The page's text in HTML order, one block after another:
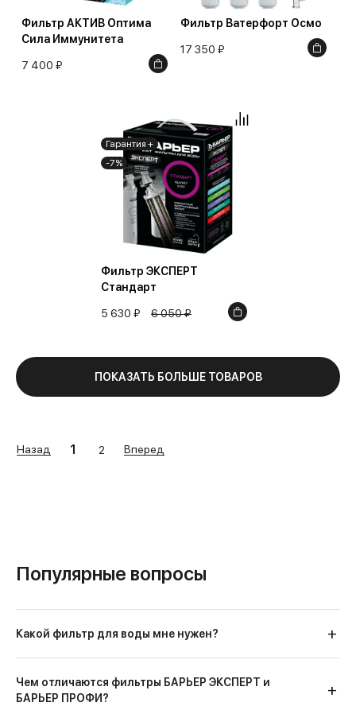
Фильтр АКТИВ Оптима
Сила Иммунитета
7 400 ₽
Фильтр Ватерфорт Осмо
17 350 ₽
Фильтр ЭКСПЕРТ
Стандарт
5 630 ₽ 6 050 ₽
Гарантия +
-7%
ПОКАЗАТЬ БОЛЬШЕ ТОВАРОВ
Назад 1 2 Вперед
Популярные вопросы
Какой фильтр для воды мне нужен?
Чем отличаются фильтры БАРЬЕР ЭКСПЕРТ и
БАРЬЕР ПРОФИ?